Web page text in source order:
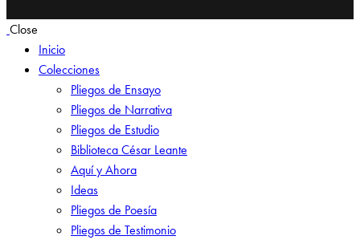
Close
Inicio
Colecciones
Pliegos de Ensayo
Pliegos de Narrativa
Pliegos de Estudio
Biblioteca César Leante
Aquí y Ahora
Ideas
Pliegos de Poesía
Pliegos de Testimonio